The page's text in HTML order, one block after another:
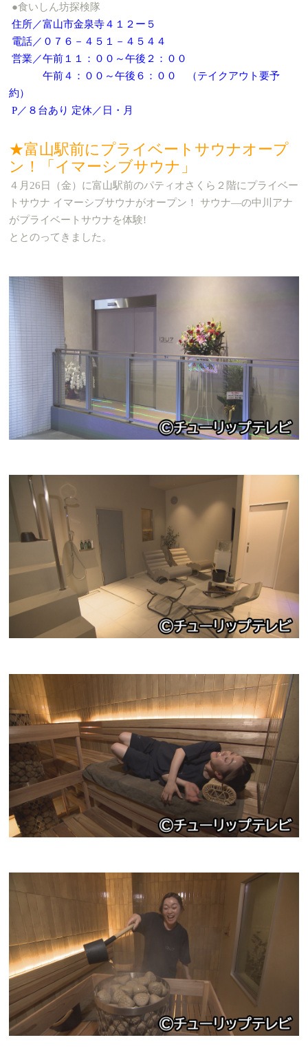
●食いしん坊探検隊
住所／富山市金泉寺４１２ー５
電話／０７６－４５１－４５４４
営業／午前１１：００～午後２：００
午前４：００～午後６：００ （テイクアウト要予
約）
P／８台あり 定休／日・月
★富山駅前にプライベートサウナオープ
ン！「イマーシブサウナ」
４月26日（金）に富山駅前のパティオさくら２階にプライベー
トサウナ イマーシブサウナがオープン！ サウナ―の中川アナ
がプライベートサウナを体験!
ととのってきました。